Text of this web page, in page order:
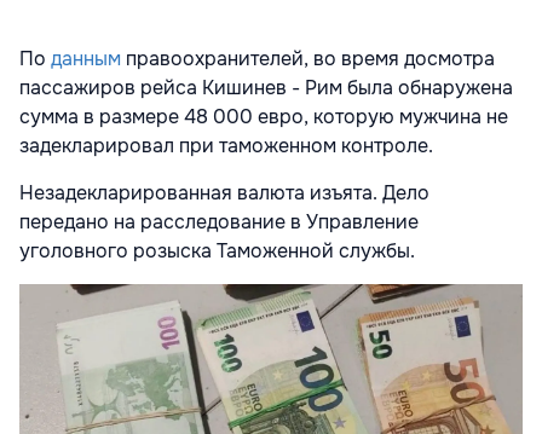
По данным правоохранителей, во время досмотра
пассажиров рейса Кишинев - Рим была обнаружена
сумма в размере 48 000 евро, которую мужчина не
задекларировал при таможенном контроле.
Незадекларированная валюта изъята. Дело
передано на расследование в Управление
уголовного розыска Таможенной службы.